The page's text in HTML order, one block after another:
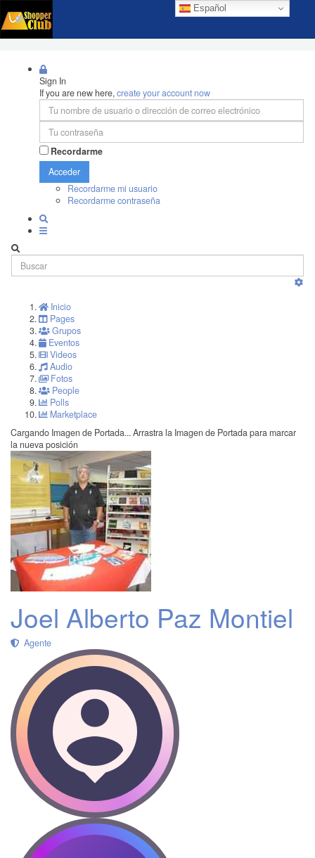
Español
Sign In
If you are new here,create your account now
Recordarme
Acceder
Recordarme mi usuario
Recordarme contraseña
Inicio
Pages
Grupos
Eventos
Videos
Audio
Fotos
People
Polls
Marketplace
Cargando Imagen de Portada... Arrastra la Imagen de Portada para marcar
la nueva posición
Joel Alberto Paz Montiel
Agente